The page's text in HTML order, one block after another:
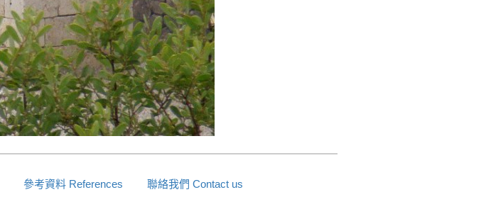
參考資料 References 聯絡我們 Contact us